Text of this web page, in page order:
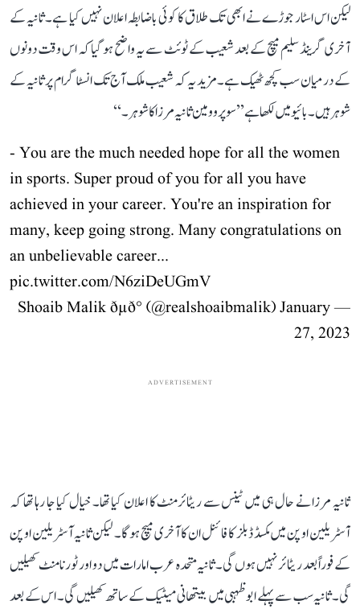
لیکن اس اسٹار جوڑے نے ابھی تک طلاق کا کوئی باضابطہ اعلان نہیں کیا ہے۔ ثانیہ کے
آخری گرینڈ سلیم میچ کے بعد شعیب کے ٹوئٹ سے یہ واضح ہو گیا کہ اس وقت دونوں
کے درمیان سب کچھ ٹھیک ہے۔ مزید یہ کہ شعیب ملک آج تک انسٹاگرام پر ثانیہ کے
شوہر ہیں۔ بائیو میں لکھا ہے ’’سوپر وومین ثانیہ مرزا کا شوہر۔‘‘
- You are the much needed hope for all the women
in sports. Super proud of you for all you have
achieved in your career. You're an inspiration for
many, keep going strong. Many congratulations on
an unbelievable career...
pic.twitter.com/N6ziDeUGmV
— Shoaib Malik ðµð° (@realshoaibmalik)
January
27, 2023
ADVERTISEMENT
ثانیہ مرزا نے حال ہی میں ٹینس سے ریٹائرمنٹ کا اعلان کیا تھا۔ خیال کیا جا رہا تھا کہ
آسٹریلین اوپن میں مکسڈ ڈبلز کا فائنل ان کا آخری میچ ہو گا۔ لیکن ثانیہ آسٹریلین اوپن
کے فوراً بعد ریٹائر نہیں ہوں گی۔ ثانیہ متحدہ عرب امارات میں دو اور ٹورنامنٹ کھیلیں
گی۔ ثانیہ سب سے پہلے ابوظہبی میں بیتھانی میٹیک کے ساتھ کھیلیں گی۔ اس کے بعد